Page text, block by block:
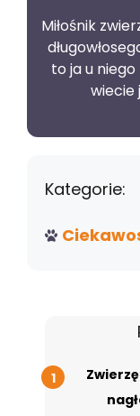
Miłośnik
to ja u
wiecie
Kategorie: